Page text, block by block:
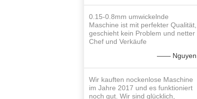
0.15-0.8mm umwickelnde
Maschine ist mit perfekter Qualität,
geschieht kein Problem und netter
Chef und Verkäufe
—— Nguyen
Wir kauften nockenlose Maschine
im Jahre 2017 und es funktioniert
noch gut. Wir sind glücklich,